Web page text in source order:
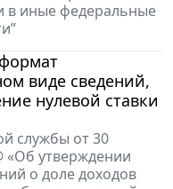
в иные федеральные
виде сведений,
нулевой ставки
службы от 30
«Об утверждении
о доле доходов